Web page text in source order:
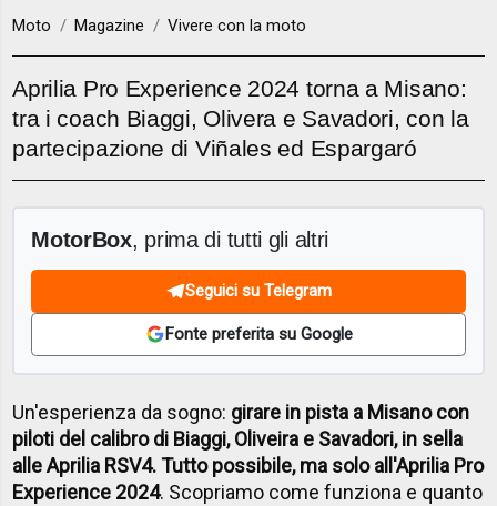
Moto Magazine Vivere con la moto
Aprilia Pro Experience 2024 torna a Misano:
tra i coach Biaggi, Olivera e Savadori, con la
partecipazione di Viñales ed Espargaró
MotorBox, prima di tutti gli altri
Seguici su Telegram
Fonte preferita su Google
Un'esperienza da sogno: girare in pista a Misano con
piloti del calibro di Biaggi, Oliveira e Savadori, in sella
alle Aprilia RSV4. Tutto possibile, ma solo all'Aprilia Pro
Experience 2024. Scopriamo come funziona e quanto